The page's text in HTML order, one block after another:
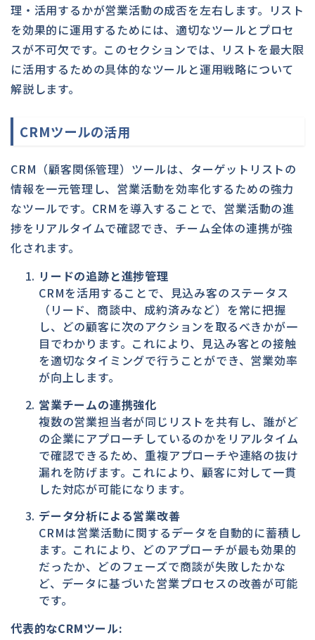
理・活用するかが営業活動の成否を左右します。リスト
を効果的に運用するためには、適切なツールとプロセ
スが不可欠です。このセクションでは、リストを最大限
に活用するための具体的なツールと運用戦略について
解説します。
CRMツールの活用
CRM（顧客関係管理）ツールは、ターゲットリストの
情報を一元管理し、営業活動を効率化するための強力
なツールです。CRMを導入することで、営業活動の進
捗をリアルタイムで確認でき、チーム全体の連携が強
化されます。
リードの追跡と進捗管理
CRMを活用することで、見込み客のステータス
（リード、商談中、成約済みなど）を常に把握
し、どの顧客に次のアクションを取るべきかが一
目でわかります。これにより、見込み客との接触
を適切なタイミングで行うことができ、営業効率
が向上します。
営業チームの連携強化
複数の営業担当者が同じリストを共有し、誰がど
の企業にアプローチしているのかをリアルタイム
で確認できるため、重複アプローチや連絡の抜け
漏れを防げます。これにより、顧客に対して一貫
した対応が可能になります。
データ分析による営業改善
CRMは営業活動に関するデータを自動的に蓄積し
ます。これにより、どのアプローチが最も効果的
だったか、どのフェーズで商談が失敗したかな
ど、データに基づいた営業プロセスの改善が可能
です。
代表的なCRMツール: